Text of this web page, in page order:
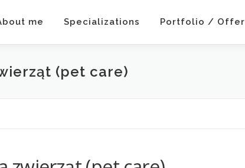
me Specializations Portfolio / Offer
(pet care)